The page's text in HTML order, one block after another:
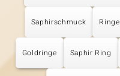
Saphirschmuck Ringe
Goldringe Saphir Ring